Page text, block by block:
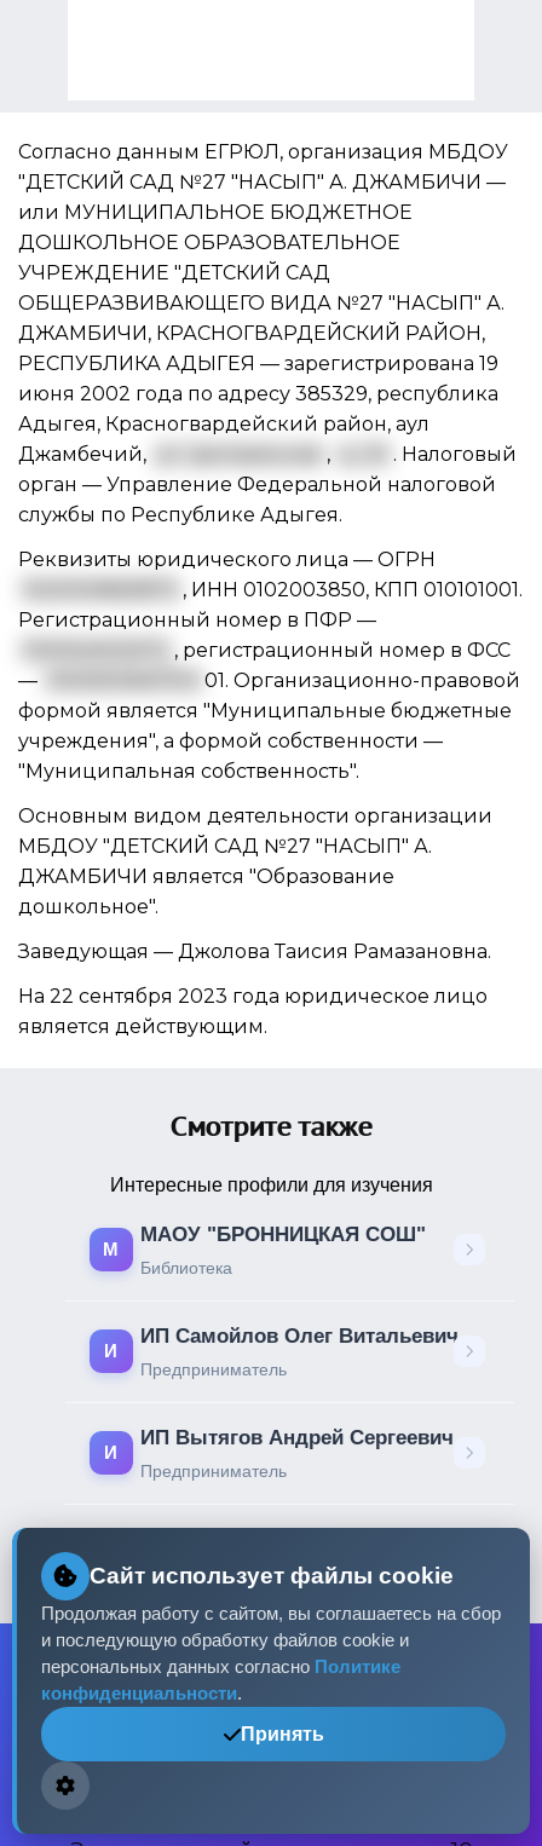
Согласно данным ЕГРЮЛ, организация МБДОУ
"ДЕТСКИЙ САД №27 "НАСЫП" А. ДЖАМБИЧИ —
или МУНИЦИПАЛЬНОЕ БЮДЖЕТНОЕ
ДОШКОЛЬНОЕ ОБРАЗОВАТЕЛЬНОЕ
УЧРЕЖДЕНИЕ "ДЕТСКИЙ САД
ОБЩЕРАЗВИВАЮЩЕГО ВИДА №27 "НАСЫП" А.
ДЖАМБИЧИ, КРАСНОГВАРДЕЙСКИЙ РАЙОН,
РЕСПУБЛИКА АДЫГЕЯ — зарегистрирована 19
июня 2002 года по адресу 385329, республика
Адыгея, Красногвардейский район, аул
Джамбечий,
,
. Налоговый
орган — Управление Федеральной налоговой
службы по Республике Адыгея.
Реквизиты юридического лица — ОГРН
, ИНН 0102003850, КПП 010101001 .
Регистрационный номер в ПФР —
, регистрационный номер в ФСС
—
01. Организационно-правовой
формой является "Муниципальные бюджетные
учреждения", а формой собственности —
"Муниципальная собственность".
Основным видом деятельности организации
МБДОУ "ДЕТСКИЙ САД №27 "НАСЫП" А.
ДЖАМБИЧИ является "Образование
дошкольное".
Заведующая — Джолова Таисия Рамазановна.
На 22 сентября 2023 года юридическое лицо
является действующим.
Смотрите также
Интересные профили для изучения
М
МАОУ "БРОННИЦКАЯ СОШ"
Библиотека
И
ИП Самойлов Олег Витальевич
Предприниматель
И
ИП Вытягов Андрей Сергеевич
Предприниматель
Предприниматель
Готовы начать?
Сайт использует файлы cookie
Продолжая работу с сайтом, вы соглашаетесь на сбор
и последующую обработку файлов cookie и
персональных данных согласно Политике
конфиденциальности.
Принять